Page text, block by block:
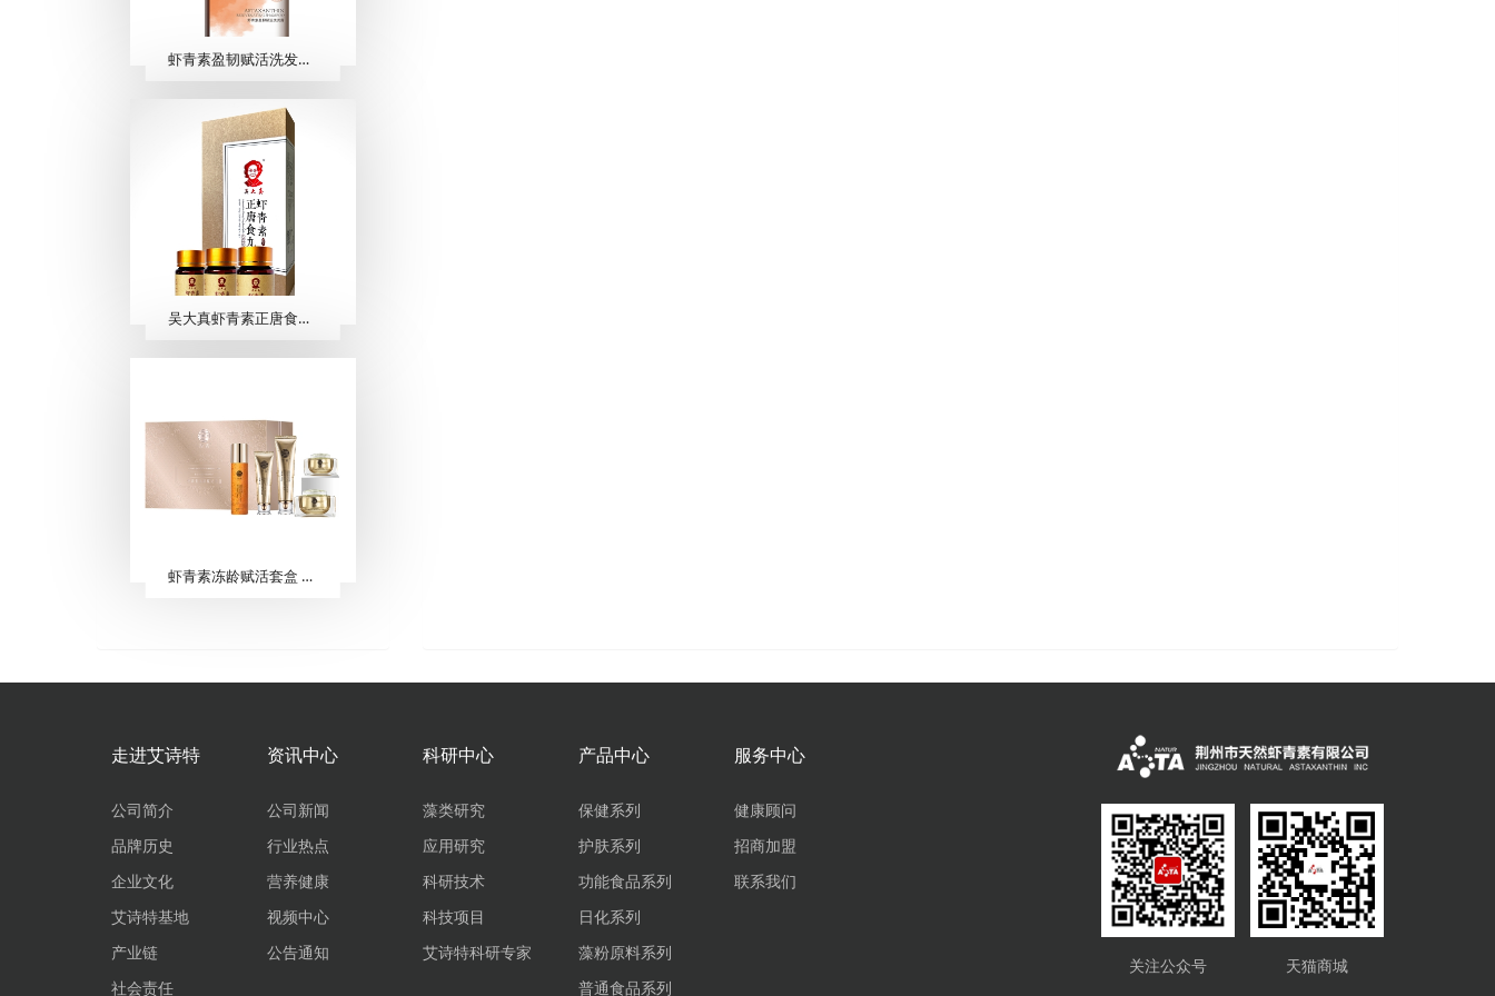
虾青素盈韧赋活洗发露 500ml
吴大真虾青素正唐食丸 （40粒/瓶×3瓶）
虾青素冻龄赋活套盒 （5件套）
走进艾诗特
公司简介
品牌历史
企业文化
艾诗特基地
产业链
社会责任
资讯中心
公司新闻
行业热点
营养健康
视频中心
公告通知
科研中心
藻类研究
应用研究
科研技术
科技项目
艾诗特科研专家
产品中心
保健系列
护肤系列
功能食品系列
日化系列
藻粉原料系列
普通食品系列
服务中心
健康顾问
招商加盟
联系我们
关注公众号 天猫商城